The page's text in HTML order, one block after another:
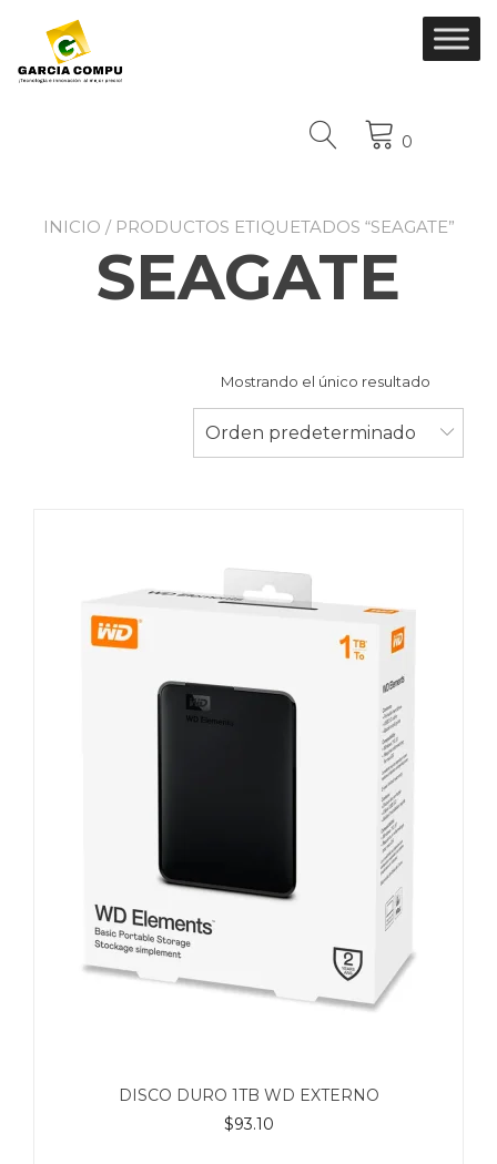
contenido
0
INICIO / PRODUCTOS ETIQUETADOS “SEAGATE”
SEAGATE
Mostrando el único resultado
Orden predeterminado
DISCO DURO 1TB WD EXTERNO
$93.10